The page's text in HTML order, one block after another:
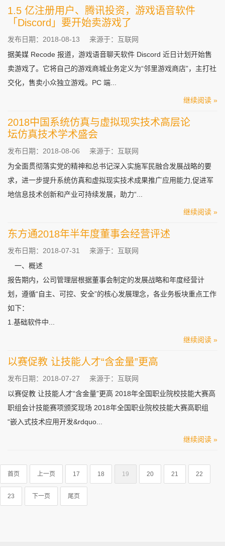
1.5 亿注册用户、腾讯投资，游戏语音软件
「Discord」要开始卖游戏了
发布日期：2018-08-13
来源于：互联网
据美媒 Recode 报道，游戏语音聊天软件 Discord 近日计划开始售
卖游戏了。它将自己的游戏商城业务定义为“邻里游戏商店”，主打社
交化，售卖小众独立游戏。PC 端...
继续阅读 »
2018中国系统仿真与虚拟现实技术高层论
坛仿真技术学术盛会
发布日期：2018-08-06
来源于：互联网
为全面贯彻落实党的精神和总书记深入实施军民融合发展战略的要
求，进一步提升系统仿真和虚拟现实技术成果推广应用能力,促进军
地信息技术创新和产业可持续发展，助力“...
继续阅读 »
东方通2018年半年度董事会经营评述
发布日期：2018-07-31
来源于：互联网
一、概述
报告期内，公司管理层根据董事会制定的发展战略和年度经营计
划，遵循“自主、可控、安全”的核心发展理念，各业务板块重点工作
如下：
1.基础软件中...
继续阅读 »
以赛促教 让技能人才“含金量”更高
发布日期：2018-07-27
来源于：互联网
以赛促教 让技能人才“含金量”更高 2018年全国职业院校技能大赛高
职组会计技能赛项颁奖现场 2018年全国职业院校技能大赛高职组
“嵌入式技术应用开发&rdquo...
继续阅读 »
首页 上一页 17 18 19 20 21 22
23 下一页 尾页